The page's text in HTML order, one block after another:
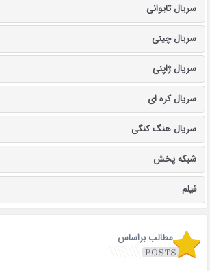
سریال تایوانی
سریال چینی
سریال ژاپنی
سریال کره ای
سریال هنگ کنگی
شبکه پخش
فیلم
مطالب براساس